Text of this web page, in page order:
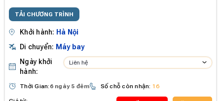
TẢI CHƯƠNG TRÌNH
Khởi hành: Hà Nội
Di chuyển: Máy bay
Ngày khởi
hành:
Liên hệ
Thời Gian: 6 ngày 5 đêm Số chỗ còn nhận: 16